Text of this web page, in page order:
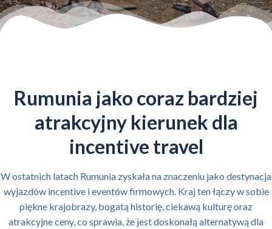
Rumunia jako coraz bardziej
atrakcyjny kierunek dla
incentive travel
W ostatnich latach Rumunia zyskała na znaczeniu jako destynacja
wyjazdów incentive i eventów firmowych. Kraj ten łączy w sobie
piękne krajobrazy, bogatą historię, ciekawą kulturę oraz
atrakcyjne ceny, co sprawia, że jest doskonałą alternatywą dla